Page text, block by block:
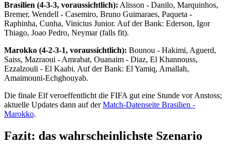
Brasilien (4-3-3, voraussichtlich): Alisson - Danilo, Marquinhos,
Bremer, Wendell - Casemiro, Bruno Guimaraes, Paqueta -
Raphinha, Cunha, Vinicius Junior. Auf der Bank: Ederson, Igor
Thiago, Joao Pedro, Neymar (falls fit).
Marokko (4-2-3-1, voraussichtlich): Bounou - Hakimi, Aguerd,
Saiss, Mazraoui - Amrabat, Ouanaim - Diaz, El Khannouss,
Ezzalzouli - El Kaabi. Auf der Bank: El Yamiq, Amallah,
Amaimouni-Echghouyab.
Die finale Elf veroeffentlicht die FIFA gut eine Stunde vor Anstoss;
aktuelle Updates dann auf derMatch-Datenseite Brasilien -
Marokko.
Fazit: das wahrscheinlichste Szenario